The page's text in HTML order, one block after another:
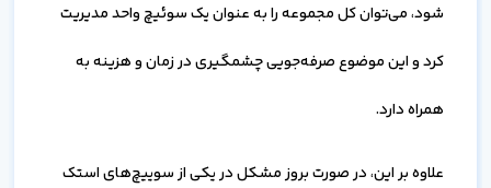
شود، می‌توان کل مجموعه را به عنوان یک سوئیچ واحد مدیریت
کرد و این موضوع صرفه‌جویی چشمگیری در زمان و هزینه به
همراه دارد.
علاوه بر این، در صورت بروز مشکل در یکی از سوییچ‌های استک